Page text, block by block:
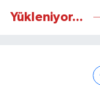
Yükleniyor...